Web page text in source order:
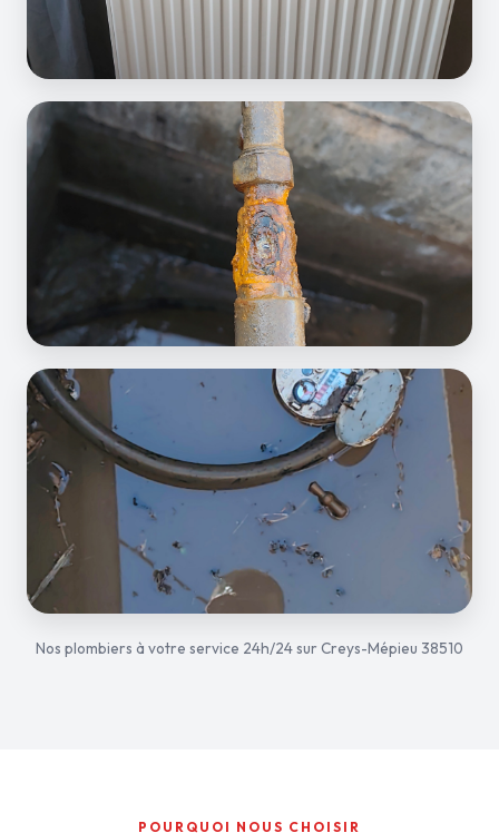
Nos plombiers à votre service 24h/24 sur Creys-Mépieu 38510
POURQUOI NOUS CHOISIR